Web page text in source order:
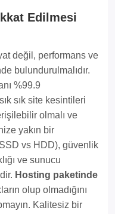
Edilmesi
değil, performans ve
bulundurulmalıdır.
%99.9
sık site kesintileri
olmalı ve
yakın bir
vs HDD), güvenlik
ve sunucu
Hosting paketinde
olup olmadığını
Kalitesiz bir